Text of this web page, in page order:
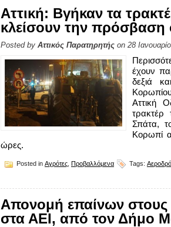
Αττική: Βγήκαν τα
κλείσουν την πρόσβαση
Posted by Αττικός Παρατηρητής on 28
έχουν
δεξιά
Αττική
Σπάτα,
Κορωπί
ώρες.
Posted in Αγρότες Προβαλλόμενα Tags:
Απονομή επαίνων στους
στα ΑΕΙ, από τον Δήμο